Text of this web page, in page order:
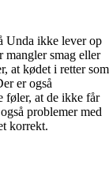
Unda ikke lever op
mangler smag eller
at kødet i retter som
er også
føler, at de ikke får
problemer med
korrekt.